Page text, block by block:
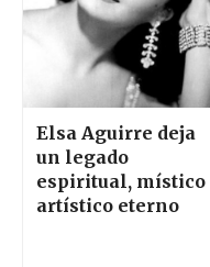
Elsa Aguirre deja
un legado
espiritual, místico
artístico eterno